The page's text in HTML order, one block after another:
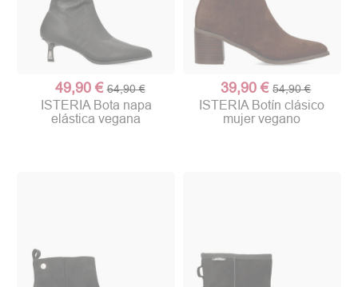
49,90 € 64,90 €
ISTERIA Bota napa
elástica vegana
39,90 € 54,90 €
ISTERIA Botín clásico
mujer vegano